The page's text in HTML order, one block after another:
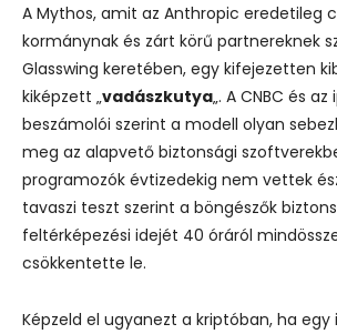
A Mythos, amit az Anthropic eredetileg
kormánynak és zárt körű partnereknek
Glasswing keretében, egy kifejezetten
kiképzett „vadászkutya„. A CNBC és
beszámolói szerint a modell olyan
meg az alapvető biztonsági
programozók évtizedekig nem vettek
tavaszi teszt szerint a böngészők
feltérképezési idejét 40 óráról
csökkentette le.
Képzeld el ugyanezt a kriptóban, ha egy